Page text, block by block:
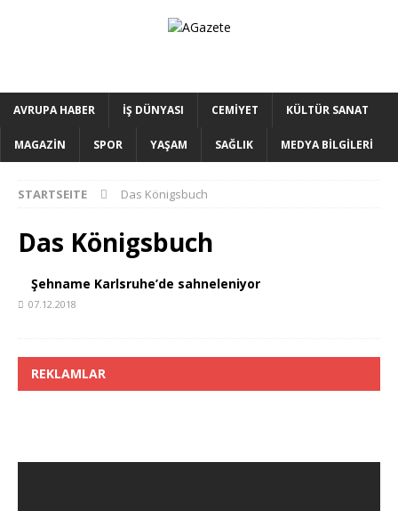
AVRUPA HABER İŞ DÜNYASI CEMİYET KÜLTÜR SANAT
MAGAZİN SPOR YAŞAM SAĞLIK MEDYA BİLGİLERİ
STARTSEITE Das Königsbuch
Das Königsbuch
Şehname Karlsruhe’de sahneleniyor
07.12.2018
REKLAMLAR